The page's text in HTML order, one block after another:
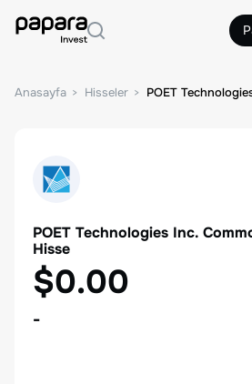
Anasayfa Hisseler POET
POET Technologies Inc.
Hisse
$0.00
-